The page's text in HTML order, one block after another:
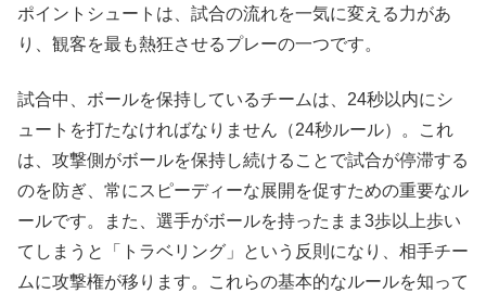
ポイントシュートは、試合の流れを一気に変える力があ
り、観客を最も熱狂させるプレーの一つです。
試合中、ボールを保持しているチームは、24秒以内にシ
ュートを打たなければなりません（24秒ルール）。これ
は、攻撃側がボールを保持し続けることで試合が停滞する
のを防ぎ、常にスピーディーな展開を促すための重要なル
ールです。また、選手がボールを持ったまま3歩以上歩い
てしまうと「トラベリング」という反則になり、相手チー
ムに攻撃権が移ります。これらの基本的なルールを知って